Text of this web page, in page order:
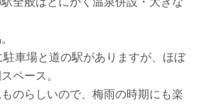
駐車場と道の駅がありますが、ほぼ
ペース。
のらしいので、梅雨の時期にも楽